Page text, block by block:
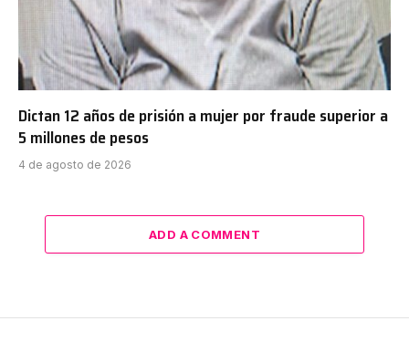
Dictan 12 años de prisión a mujer por fraude superior a
5 millones de pesos
4 de agosto de 2026
ADD A COMMENT